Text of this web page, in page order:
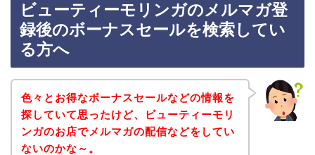
ビューティーモリンガのメルマガ登
録後のボーナスセールを検索してい
る方へ
色々とお得なボーナスセールなどの情報を
探していて思ったけど、ビューティーモリ
ンガのお店でメルマガの配信などをしてい
ないのかな～。